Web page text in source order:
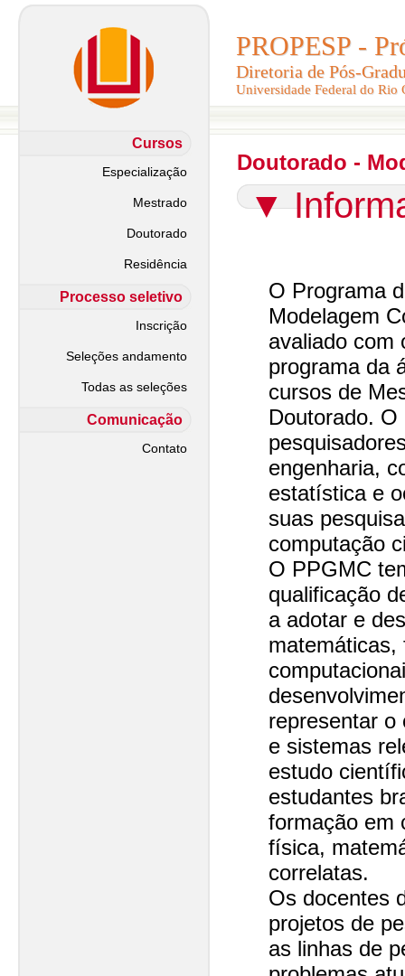
PROPESP -
Diretoria de Pós-
Universidade Federal do Rio
PROPESP -
Diretoria de Pós-
Universidade Federal do Rio
Cursos
Especialização
Mestrado
Doutorado
Residência
Processo seletivo
Inscrição
Seleções andamento
Todas as seleções
Comunicação
Contato
Doutorado -
▼
O Programa
Modelagem
avaliado com
programa da
cursos de
Doutorado.
engenharia,
estatística e
suas
computação
O PPGMC
qualificação
a adotar e
representar o
e sistemas
estudo
estudantes
formação em
física,
correlatas.
Os docentes
projetos de
as linhas de